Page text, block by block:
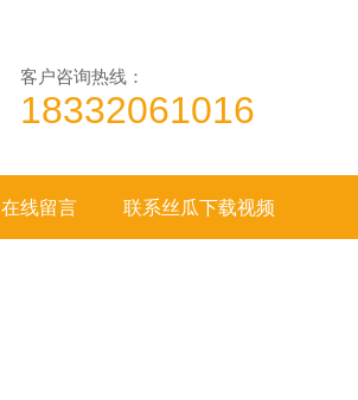
客户咨询热线：
18332061016
在线留言 联系丝瓜下载视频